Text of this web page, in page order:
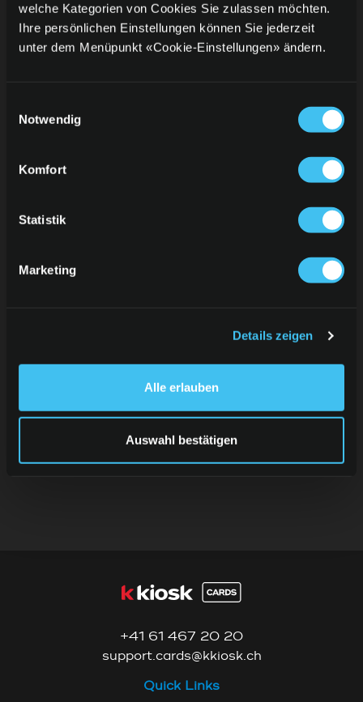
welche Kategorien von Cookies Sie zulassen möchten.
Ihre persönlichen Einstellungen können Sie jederzeit
unter dem Menüpunkt «Cookie-Einstellungen» ändern.
Notwendig
Komfort
Statistik
Marketing
Details zeigen
Alle erlauben
Auswahl bestätigen
Bigpoint Nintendo eShop Card
Nintendo Switch Online
+41 61 467 20 20
support.cards@kkiosk.ch
Quick Links